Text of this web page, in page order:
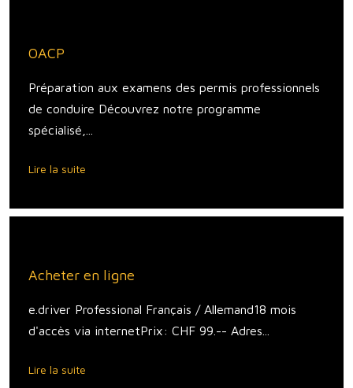
OACP
Préparation aux examens des permis professionnels
de conduire Découvrez notre programme
spécialisé,...
Lire la suite
Acheter en ligne
e.driver Professional Français / Allemand18 mois
d'accès via internetPrix: CHF 99.-- Adres...
Lire la suite